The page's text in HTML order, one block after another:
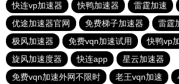
快连vp加速器
快鸭加速器 雷霆加速
优途加速器官网
免费梯子加速器
雷霆
极风加速器
免费vqn加速试用
快鸭vp
旋风加速度器
快连app
星云加速器
免费vqn加速外网不限时
老王vqn加速